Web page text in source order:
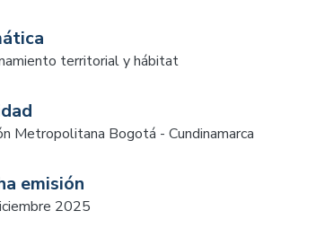
territorial y hábitat
Metropolitana Bogotá - Cundinamarca
emisión
2025